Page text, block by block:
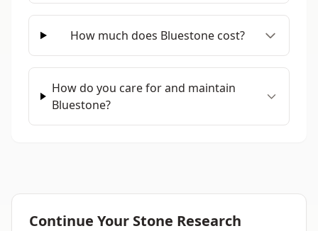
How much does Bluestone cost?
How do you care for and maintain
Bluestone?
Continue Your Stone Research